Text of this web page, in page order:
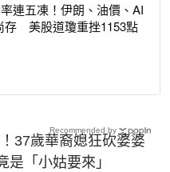
連五凍！伊朗、油價、AI
存 美股道瓊重挫1153點
37歲華裔媳狂砍婆婆
「小姑要來」
Recommended by